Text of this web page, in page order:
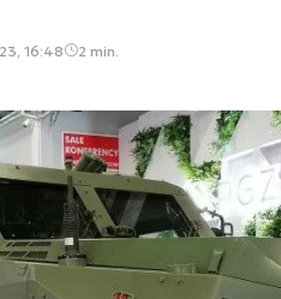
16:48 2 min.